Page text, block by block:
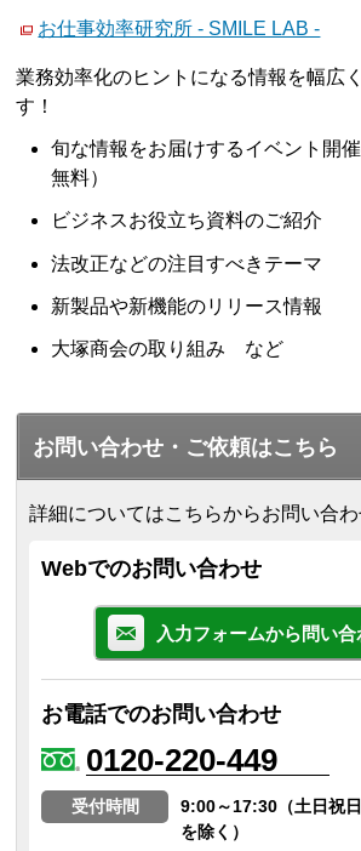
お仕事効率研究所 - SMILE LAB -
業務効率化のヒントになる情報を幅広
す！
旬な情報をお届けするイベント開
無料）
ビジネスお役立ち資料のご紹介
法改正などの注目すべきテーマ
新製品や新機能のリリース情報
大塚商会の取り組み など
お問い合わせ・ご依頼はこちら
詳細についてはこちらからお問い合わ
Webでのお問い合わせ
入力フォームから問い合
お電話でのお問い合わせ
0120-220-449
受付時間
9:00～17:30（土日祝
を除く）